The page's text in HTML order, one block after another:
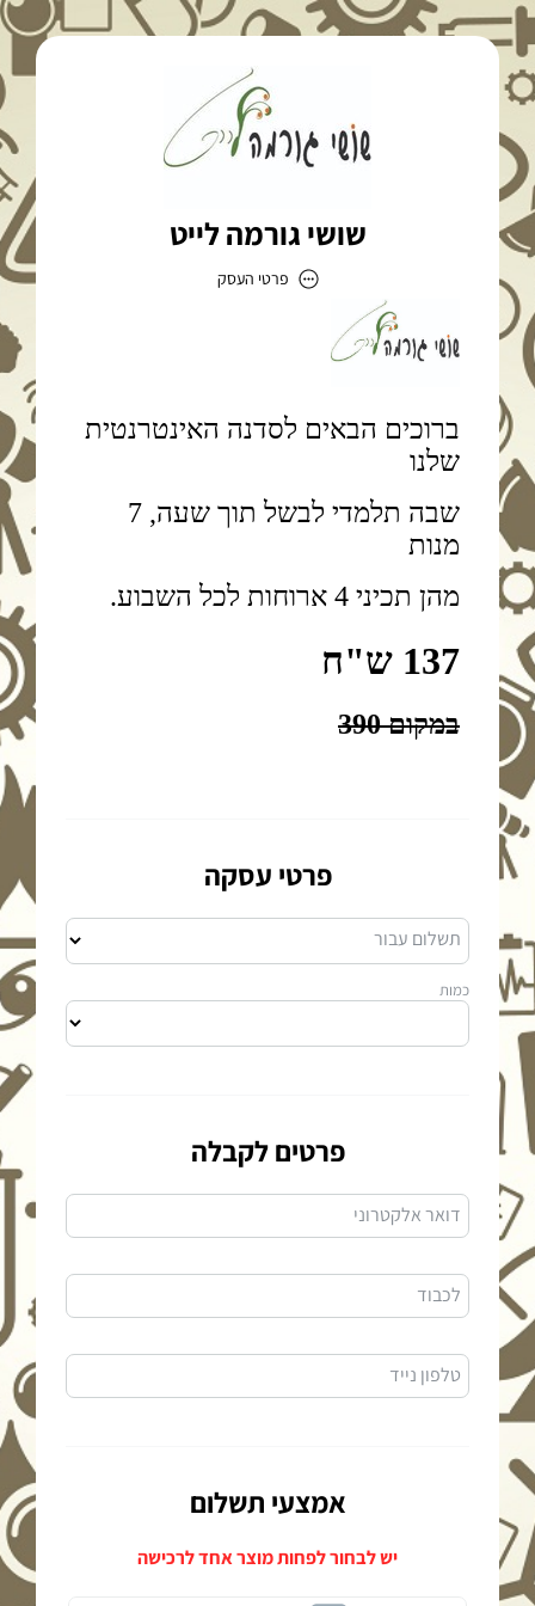
שושי גורמה לייט
פרטי העסק
שושי גורמה לייט
דוא״ל
sadna.light@gmail.com
פרטי עסקה
תשלום עבור
כמות
פרטים לקבלה
דואר אלקטרוני
לכבוד
טלפון נייד
אמצעי תשלום
יש לבחור לפחות מוצר אחד לרכישה